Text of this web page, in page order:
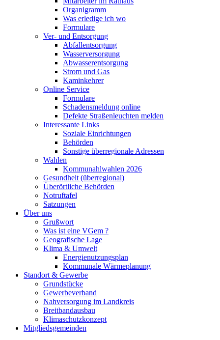
Organigramm
Was erledige ich wo
Formulare
Ver- und Entsorgung
Abfallentsorgung
Wasserversorgung
Abwasserentsorgung
Strom und Gas
Kaminkehrer
Online Service
Formulare
Schadensmeldung online
Defekte Straßenleuchten melden
Interessante Links
Soziale Einrichtungen
Behörden
Sonstige überregionale Adressen
Wahlen
Kommunahlwahlen 2026
Gesundheit (überregional)
Überörtliche Behörden
Notruftafel
Satzungen
Über uns
Grußwort
Was ist eine VGem ?
Geografische Lage
Klima & Umwelt
Energienutzungsplan
Kommunale Wärmeplanung
Standort & Gewerbe
Grundstücke
Gewerbeverband
Nahversorgung im Landkreis
Breitbandausbau
Klimaschutzkonzept
Mitgliedsgemeinden